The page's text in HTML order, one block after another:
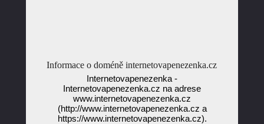
Informace o doméně internetovapenezenka.cz
Internetovapenezenka -
Internetovapenezenka.cz na adrese
www.internetovapenezenka.cz
(http://www.internetovapenezenka.cz a
https://www.internetovapenezenka.cz).